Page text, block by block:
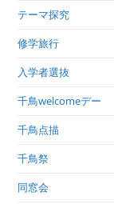
テーマ探究
修学旅行
入学者選抜
千鳥welcomeデー
千鳥点描
千鳥祭
同窓会